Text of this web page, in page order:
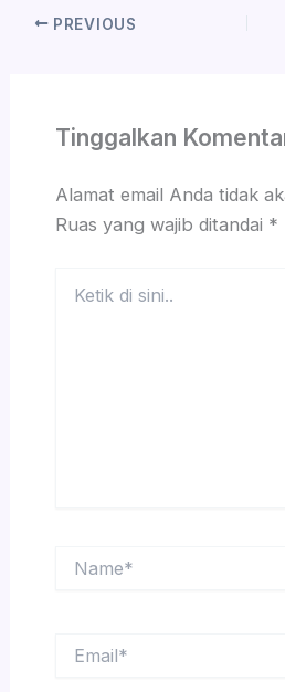
PREVIOUS
Tinggalkan
Alamat email Anda tidak
Ruas yang wajib ditandai *